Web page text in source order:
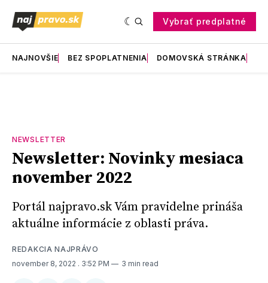
Vybrať predplatné
NAJNOVŠIE BEZ SPOPLATNENIA DOMOVSKÁ STRÁNKA
NEWSLETTER
Newsletter: Novinky mesiaca
november 2022
Portál najpravo.sk Vám pravidelne prináša
aktuálne informácie z oblasti práva.
REDAKCIA NAJPRÁVO
november 8, 2022 . 3:52 PM 3 min read